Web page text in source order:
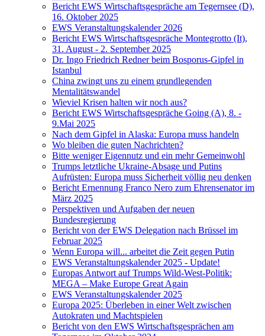
Bericht EWS Wirtschaftsgespräche am Tegernsee (D),
16. Oktober 2025
EWS Veranstaltungskalender 2026
Bericht EWS Wirtschaftsgespräche Montegrotto (It),
31. August - 2. September 2025
Dr. Ingo Friedrich Redner beim Bosporus-Gipfel in
Istanbul
China zwingt uns zu einem grundlegenden
Mentalitätswandel
Wieviel Krisen halten wir noch aus?
Bericht EWS Wirtschaftsgespräche Going (A), 8. -
9.Mai 2025
Nach dem Gipfel in Alaska: Europa muss handeln
Wo bleiben die guten Nachrichten?
Bitte weniger Eigennutz und ein mehr Gemeinwohl
Trumps letztliche Ukraine-Absage und Putins
Aufrüsten: Europa muss Sicherheit völlig neu denken
Bericht Ernennung Franco Nero zum Ehrensenator im
März 2025
Perspektiven und Aufgaben der neuen
Bundesregierung
Bericht von der EWS Delegation nach Brüssel im
Februar 2025
Wenn Europa will... arbeitet die Zeit gegen Putin
EWS Veranstaltungskalender 2025 - Update!
Europas Antwort auf Trumps Wild-West-Politik:
MEGA – Make Europe Great Again
EWS Veranstaltungskalender 2025
Europa 2025: Überleben in einer Welt zwischen
Autokraten und Machtspielen
Bericht von den EWS Wirtschaftsgesprächen am